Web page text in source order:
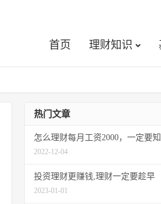
首页 理财知识
热门文章
怎么理财每月工资2000，一定要
2022-12-04
投资理财更赚钱,理财一定要趁早
2023-01-01